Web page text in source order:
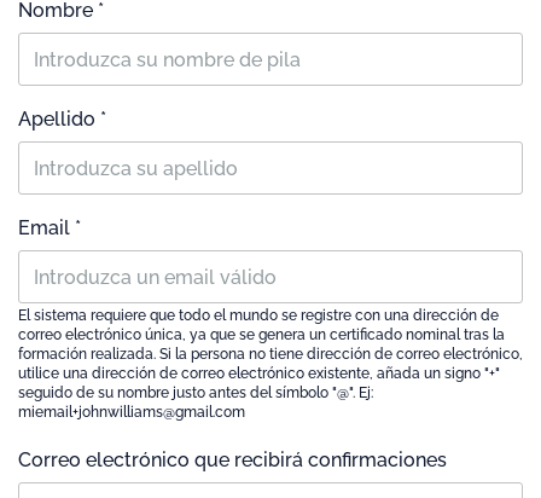
Nombre *
Apellido *
Email *
El sistema requiere que todo el mundo se registre con una dirección de
correo electrónico única, ya que se genera un certificado nominal tras la
formación realizada. Si la persona no tiene dirección de correo electrónico,
utilice una dirección de correo electrónico existente, añada un signo "+"
seguido de su nombre justo antes del símbolo "@". Ej:
miemail+johnwilliams@gmail.com
Correo electrónico que recibirá confirmaciones